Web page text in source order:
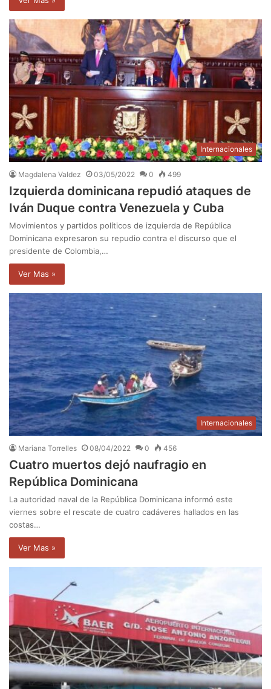
Internacionales
Magdalena Valdez 03/05/2022 0 499
Izquierda dominicana repudió ataques de
Iván Duque contra Venezuela y Cuba
Movimientos y partidos políticos de izquierda de República
Dominicana expresaron su repudio contra el discurso que el
presidente de Colombia,…
Ver Mas »
Internacionales
Mariana Torrelles 08/04/2022 0 456
Cuatro muertos dejó naufragio en
República Dominicana
La autoridad naval de la República Dominicana informó este
viernes sobre el rescate de cuatro cadáveres hallados en las
costas…
Ver Mas »